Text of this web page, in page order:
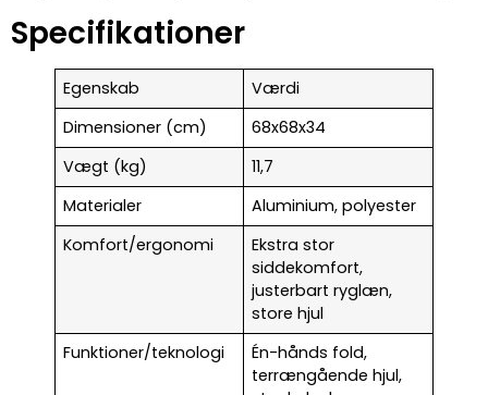
Specifikationer
Egenskab
Værdi
Dimensioner (cm)
68x68x34
Vægt (kg)
11,7
Materialer
Aluminium, polyester
Komfort/ergonomi
Ekstra stor
siddekomfort,
justerbart ryglæn,
store hjul
Funktioner/teknologi
Én-hånds fold,
terrængående hjul,